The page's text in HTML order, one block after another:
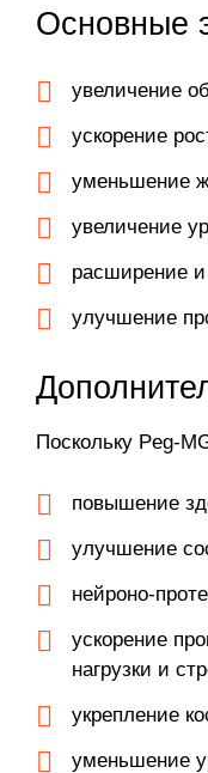
Основные
увеличение
ускорение
уменьшение
увеличение
расширение
улучшение
Поскольку Peg-
повышение
улучшение
нейроно-
ускорение
нагрузки и
укрепление
уменьшение